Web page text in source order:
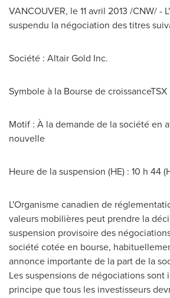
VANCOUVER, le 11 avril 2013 /CNW/ -
suspendu la négociation des titres
Société : Altair Gold Inc.
Symbole à la Bourse de croissanceTSX
Motif : À la demande de la société en
nouvelle
Heure de la suspension (HE) : 10 h 44
L'Organisme canadien de
valeurs mobilières peut prendre la
suspension provisoire des
société cotée en bourse,
annonce importante de la part de la
Les suspensions de négociations sont
principe que tous les investisseurs